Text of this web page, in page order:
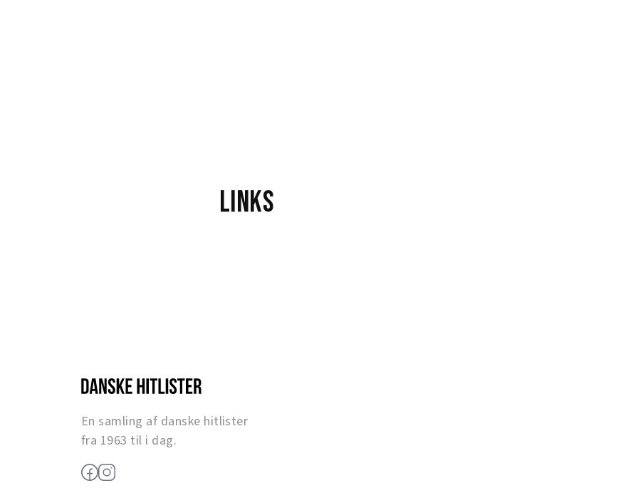
Links
En samling af danske hitlister
fra 1963 til i dag.